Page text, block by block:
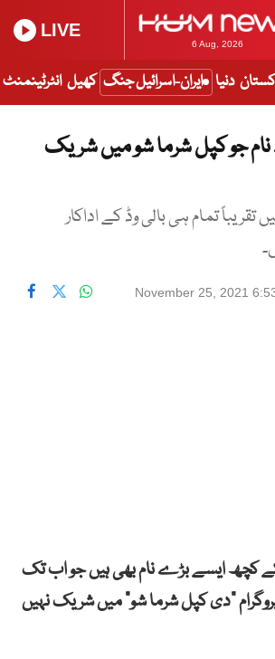
6 Aug, 2026
LIVE
دنیا ایران-اسرائیل جنگ کھیل انٹرٹینمنٹ
جو کپل شرما شو میں شریک
تمام ہی بالی وڈ کے اداکار
November 25, 2021
کے کچھ ایسے بڑے نام بھی ہیں جو اب تک
“دی کپل شرما شو” میں شریک نہیں